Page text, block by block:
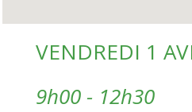
VENDREDI 1
9h00 - 12h30